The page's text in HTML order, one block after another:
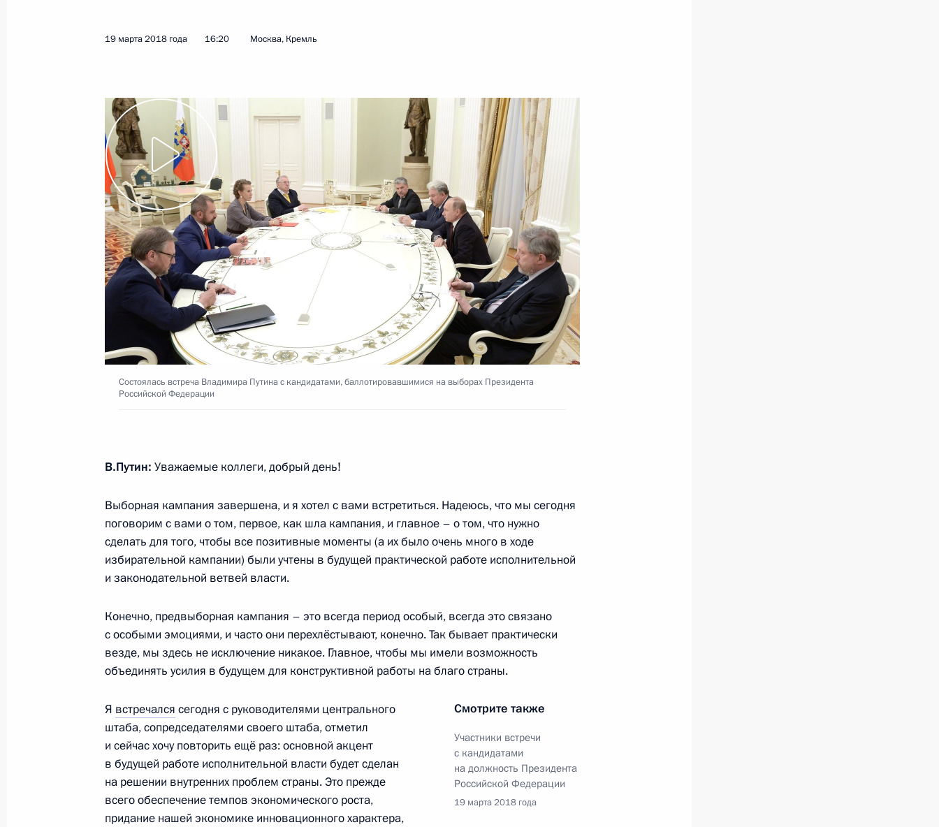
Совещание о перспективах развития гражданской
микроэлектроники
20 марта 2018 года, 14:50 Москва, Кремль
4
В Кремле вручены госнаграды победителям XII Паралимпийских
зимних игр
20 марта 2018 года, 14:00
16м
Телефонный разговор с Королём Иордании Абдаллой II
20 марта 2018 года, 12:50
Бибиловым
19 марта 2018 года, понедельник
Главы иностранных государств поздравили Владимира Путина
19 марта 2018 года, 20:00
Эрдоганом
19 марта 2018 года, 19:40
Телефонный разговор с Президентом Франции Эммануэлем
Макроном
19 марта 2018 года 16:20 Москва, Кремль
Состоялась встреча Владимира Путина с кандидатами, баллотировавшимися на выборах Президента
Российской Федерации
В.Путин: Уважаемые коллеги, добрый день!
Выборная кампания завершена, и я хотел с вами встретиться. Надеюсь, что мы сегодня
поговорим с вами о том, первое, как шла кампания, и главное – о том, что нужно
сделать для того, чтобы все позитивные моменты (а их было очень много в ходе
избирательной кампании) были учтены в будущей практической работе исполнительной
и законодательной ветвей власти.
Конечно, предвыборная кампания – это всегда период особый, всегда это связано
с особыми эмоциями, и часто они перехлёстывают, конечно. Так бывает практически
везде, мы здесь не исключение никакое. Главное, чтобы мы имели возможность
объединять усилия в будущем для конструктивной работы на благо страны.
Смотрите также
Участники встречи
с кандидатами
на должность Президента
Российской Федерации
19 марта 2018 года
Я встречался сегодня с руководителями центрального
штаба, сопредседателями своего штаба, отметил
и сейчас хочу повторить ещё раз: основной акцент
в будущей работе исполнительной власти будет сделан
на решении внутренних проблем страны. Это прежде
всего обеспечение темпов экономического роста,
придание нашей экономике инновационного характера,